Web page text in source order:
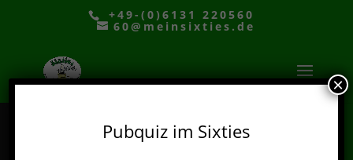
+49-(0)6131 220560
60@meinsixties.de
Pubquiz im Sixties
×